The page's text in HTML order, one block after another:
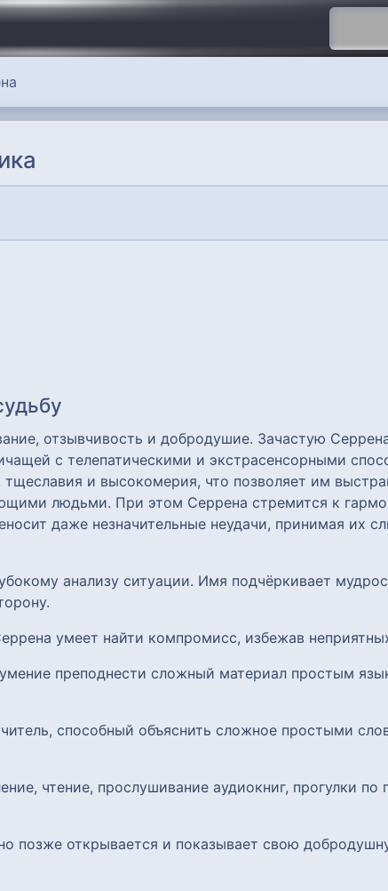
отзывчивость и добродушие. Зачастую
с телепатическими и экстрасенсорными
и высокомерия, что позволяет им
людьми. При этом Серрена стремится к
даже незначительные неудачи, принимая их
анализу ситуации. Имя подчёркивает
умеет найти компромисс, избежав
преподнести сложный материал простым
способный объяснить сложное простыми
чтение, прослушивание аудиокниг, прогулки по
позже открывается и показывает свою